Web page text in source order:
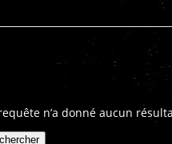
n’a donné aucun